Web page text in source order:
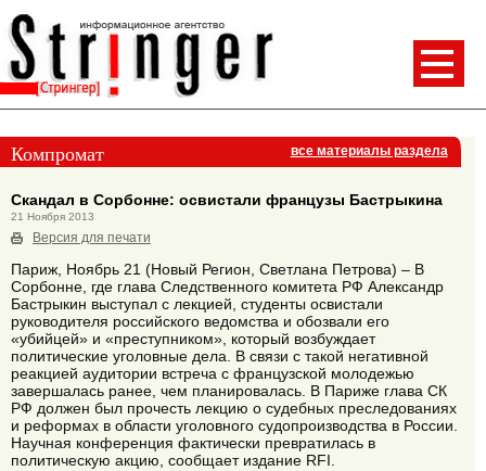
Компромат все материалы раздела
Скандал в Сорбонне: освистали французы Бастрыкина
21 Ноября 2013
Версия для печати
Париж, Ноябрь 21 (Новый Регион, Светлана Петрова) – В
Сорбонне, где глава Следственного комитета РФ Александр
Бастрыкин выступал с лекцией, студенты освистали
руководителя российского ведомства и обозвали его
«убийцей» и «преступником», который возбуждает
политические уголовные дела. В связи с такой негативной
реакцией аудитории встреча с французской молодежью
завершалась ранее, чем планировалась. В Париже глава СК
РФ должен был прочесть лекцию о судебных преследованиях
и реформах в области уголовного судопроизводства в России.
Научная конференция фактически превратилась в
политическую акцию, сообщает издание RFI.